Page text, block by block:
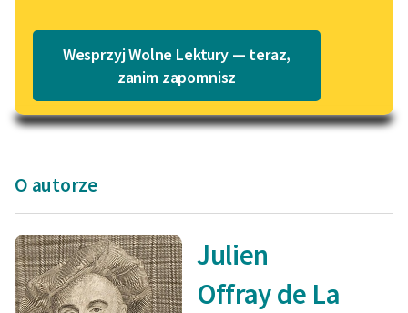
Lektury szkolne i klasyka
literatury do słuchania dla
uczennic i uczniów z
E-kolekcja lektur
uczniów z
niepełnosprawnościami
Feministyczne inspiracje.
Katalog w formacie PDF
Wesprzyj Wolne Lektury — teraz,
zanim zapomnisz
Julien Offray de La
Mettrie
Człowiek-maszyna
O autorze
Julien
Offray de La